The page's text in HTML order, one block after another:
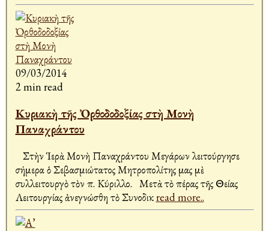
09/03/2014
2 min read
Κυριακὴ τῆς Ὀρθοδοδοξίας στὴ Μονὴ
Παναχράντου
Στὴν Ἱερὰ Μονὴ Παναχράντου Μεγάρων λειτούργησε
σήμερα ὁ Σεβασμιώτατος Μητροπολίτης μας μὲ
συλλειτουργὸ τὸν π. Κύριλλο. Μετὰ τὸ πέρας τῆς Θείας
Λειτουργίας ἀνεγνώσθη τὸ Συνοδικread more..